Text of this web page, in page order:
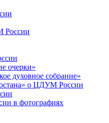
очерки»
духовное собрание»
о ЦДУМ России
в фотографиях